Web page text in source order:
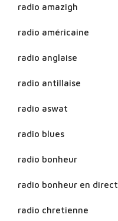
radio amazigh
radio américaine
radio anglaise
radio antillaise
radio aswat
radio blues
radio bonheur
radio bonheur en direct
radio chretienne